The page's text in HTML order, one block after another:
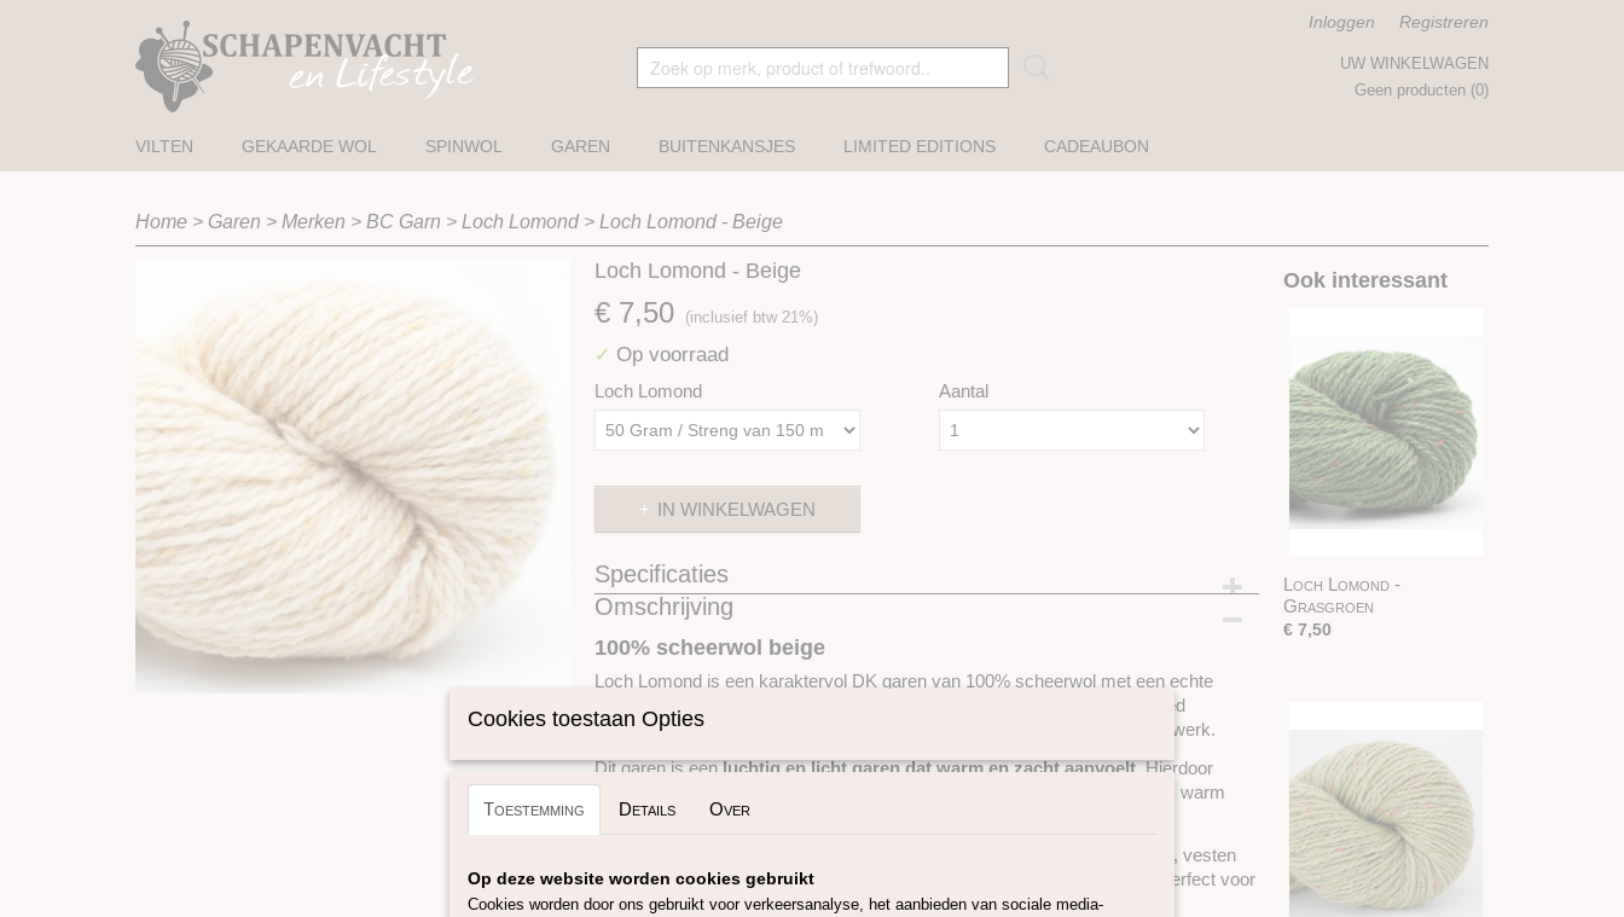
Inloggen Registreren
UW WINKELWAGEN
Geen producten (0)
VILTEN GEKAARDE WOL SPINWOL GAREN BUITENKANSJES LIMITED EDITIONS CADEAUBON
Home > Garen > Merken > BC Garn > Loch Lomond > Loch Lomond - Beige
Loch Lomond - Beige
€ 7,50 (inclusief btw 21%)
✓ Op voorraad
Loch Lomond Aantal
IN WINKELWAGEN
Specificaties
Productcode
Omschrijving
100% scheerwol beige
Loch Lomond is een karaktervol DK garen van 100% scheerwol met een echte
tweed uitstraling. Dit garen heeft een rustieke look met kenmerkende tweed
spikkels, wat zorgt voor een levendig en natuurlijk effect in je haak- of breiwerk.
Dit garen is eenluchtig en licht garen dat warm en zacht aanvoelt. Hierdoor
voelen gebreide kledingstukken comfortabel aan en blijven ze toch heerlijk warm
zonder zwaar te worden.
en zeer geschikt voor truien, vesten
en warme omslagdoeken. Dankzij de structuur en uitstraling is dit garen perfect voor
tijdloze en duurzame projecten.
Ook interessant
Loch Lomond -
Grasgroen
€ 7,50
Cookies toestaan Opties
Toestemming Details Over
Op deze website worden cookies gebruikt
Cookies worden door ons gebruikt voor verkeersanalyse, het aanbieden van sociale media-